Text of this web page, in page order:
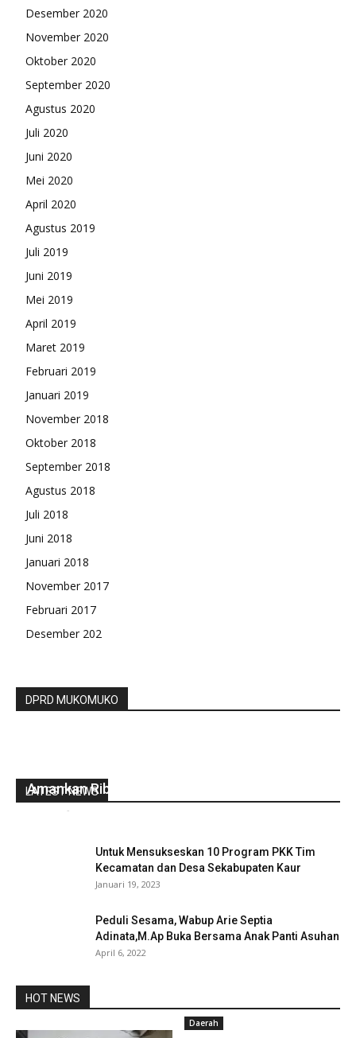
Desember 2020
November 2020
Oktober 2020
September 2020
Agustus 2020
Juli 2020
Juni 2020
Mei 2020
April 2020
Agustus 2019
Juli 2019
Juni 2019
Mei 2019
April 2019
Maret 2019
Februari 2019
Januari 2019
November 2018
Oktober 2018
September 2018
Agustus 2018
Juli 2018
Juni 2018
Januari 2018
November 2017
Februari 2017
Desember 202
DPRD MUKOMUKO
LATEST NEWS
Amankan Ribuan Petasan
-
Untuk Mensukseskan 10 Program PKK Tim
Kecamatan dan Desa Sekabupaten Kaur
Januari 19, 2023
Peduli Sesama, Wabup Arie Septia
Adinata,M.Ap Buka Bersama Anak Panti Asuhan
April 6, 2022
HOT NEWS
Daerah